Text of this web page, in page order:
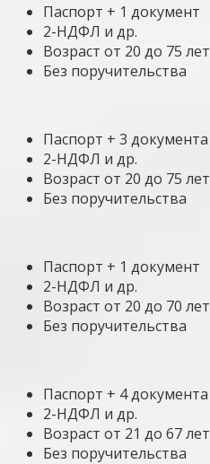
Паспорт + 1 документ
2-НДФЛ и др.
Возраст от 20 до 75 лет
Без поручительства
Паспорт + 3 документа
2-НДФЛ и др.
Возраст от 20 до 75 лет
Без поручительства
Паспорт + 1 документ
2-НДФЛ и др.
Возраст от 20 до 70 лет
Без поручительства
Паспорт + 4 документа
2-НДФЛ и др.
Возраст от 21 до 67 лет
Без поручительства